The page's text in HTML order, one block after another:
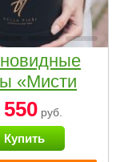
«Мисти
в
коробке
Small
550руб.
Купить